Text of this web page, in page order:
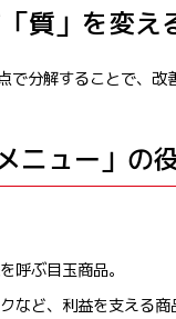
質」を変え
分解することで、改
ニュー」の
呼ぶ目玉商品。
など、利益を支える